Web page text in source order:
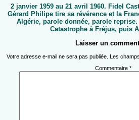
2 janvier 1959 au 21 avril 1960. Fidel
Gérard Philipe tire sa révérence et la
Algérie, parole donnée, parole
Catastrophe à Fréjus, puis
Laisser un
Votre adresse e-mail ne sera pas publiée. Les
Commentaire *